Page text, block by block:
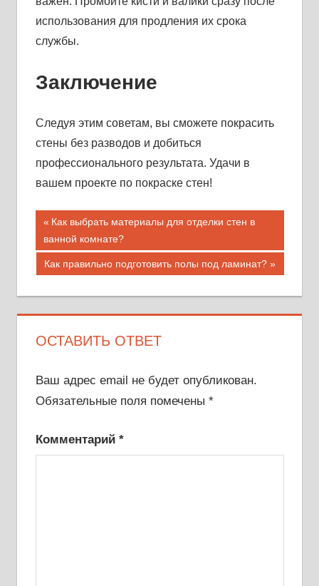
использования для продления их срока
службы.
Заключение
Следуя этим советам, вы сможете покрасить
стены без разводов и добиться
профессионального результата. Удачи в
вашем проекте по покраске стен!
Навигация
по
записям
Предыдущая
запись;
Как выбрать материалы для отделки стен в
ванной комнате?
Следующая
Как правильно подготовить полы под ламинат?
ОСТАВИТЬ ОТВЕТ
Ваш адрес email не будет опубликован.
Обязательные поля помечены *
Комментарий *